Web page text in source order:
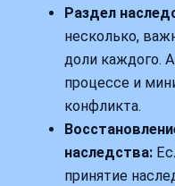
Раздел
несколько,
доли каждого.
процессе и
конфликта.
наследства:
принятие